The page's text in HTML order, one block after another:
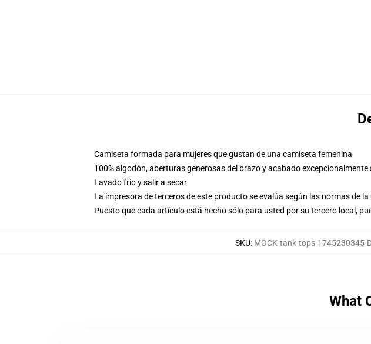
Camiseta formada para mujeres que gustan de una camiseta femenina
100% algodón, aberturas generosas del brazo y acabado excepcionalmente
Lavado frío y salir a secar
La impresora de terceros de este producto se evalúa según las normas de
Puesto que cada artículo está hecho sólo para usted por su tercero local,
SKU: MOCK-tank-tops-1745230345-
What